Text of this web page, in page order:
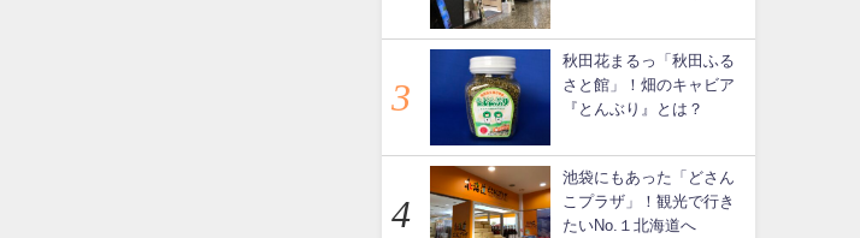
秋田花まるっ「秋田ふる
さと館」！畑のキャビア
『とんぶり』とは？
池袋にもあった「どさん
こプラザ」！観光で行き
たいNo.１北海道へ